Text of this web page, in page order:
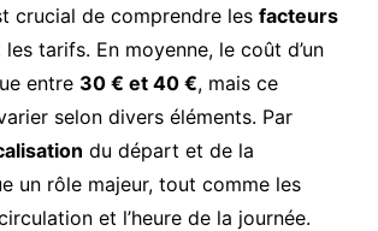
crucial de comprendre les facteurs
tarifs. En moyenne, le coût d’un
entre 30 € et 40 €, mais ce
selon divers éléments. Par
du départ et de la
un rôle majeur, tout comme les
et l’heure de la journée.